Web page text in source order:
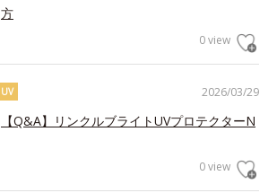
方
0 view
2026/03/29
UV
【Q&A】リンクルブライトUVプロテクターN
0 view